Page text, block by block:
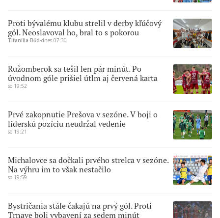
Proti bývalému klubu strelil v derby kľúčový
gól. Neoslavoval ho, bral to s pokorou
Titanilla Bőd∙dnes 07:30
Ružomberok sa tešil len pár minút. Po
úvodnom góle prišiel útlm aj červená karta
so 19:52
Prvé zakopnutie Prešova v sezóne. V boji o
líderskú pozíciu neudržal vedenie
so 19:21
Michalovce sa dočkali prvého strelca v sezóne.
Na výhru im to však nestačilo
so 19:59
Bystričania stále čakajú na prvý gól. Proti
Trnave boli vybavení za sedem minút